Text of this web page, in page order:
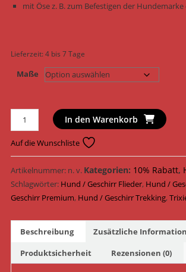
mit Öse z. B. zum Befestigen der
Lieferzeit:4 bis 7 Tage
Maße
Trixie
Hundegeschirr
Premium
Trekking
Geschirr
Gurtband
1997025
Flieder/Grafit
Menge
In den Warenkorb
Auf die Wunschliste
Artikelnummer: n. v. Kategorien: 10% Rabatt,
Schlagwörter: Hund / Geschirr Flieder, Hund /
Geschirr Premium, Hund / Geschirr Trekking,
Beschreibung
Zusätzliche
Produktsicherheit
Rezensionen (0)